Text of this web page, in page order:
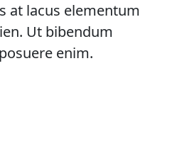
at lacus elementum
Ut bibendum
enim.